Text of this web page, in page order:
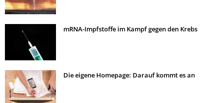
mRNA-Impfstoffe im Kampf gegen den Krebs
Die eigene Homepage: Darauf kommt es an